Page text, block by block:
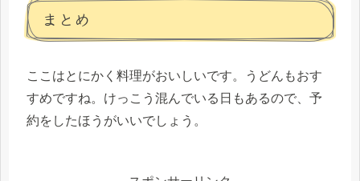
まとめ
ここはとにかく料理がおいしいです。うどんもおす
すめですね。けっこう混んでいる日もあるので、予
約をしたほうがいいでしょう。